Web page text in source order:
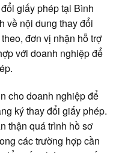
giấy phép tại Bình
về nội dung thay đổi
đơn vị nhận hỗ trợ
với doanh nghiệp để
cho doanh nghiệp để
ký thay đổi giấy phép.
thận quá trình hồ sơ
các trường hợp cần